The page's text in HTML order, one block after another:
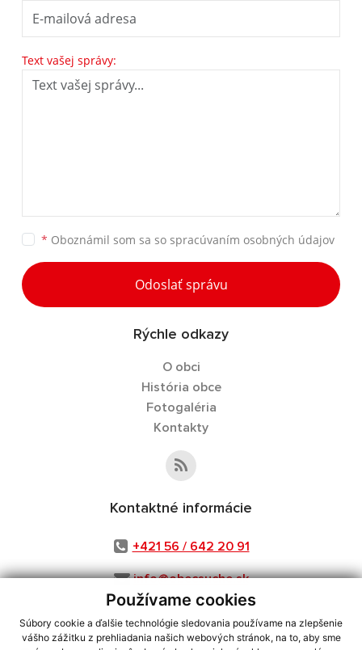
Používame cookies
Súbory cookie a ďalšie technológie sledovania používame na zlepšenie
vášho zážitku z prehliadania našich webových stránok, na to, aby sme
Text vašej správy:
* Oboznámil som sa so spracúvaním osobných údajov
Odoslať správu
Rýchle odkazy
O obci
História obce
Fotogaléria
Kontakty
Kontaktné informácie
+421 56 / 642 20 91
info@obecsuche.sk